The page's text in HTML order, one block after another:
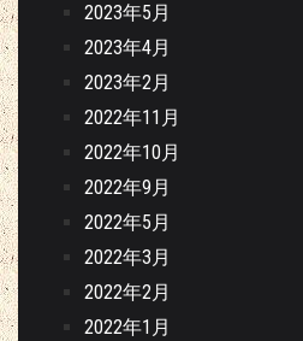
2023年5月
2023年4月
2023年2月
2022年11月
2022年10月
2022年9月
2022年5月
2022年3月
2022年2月
2022年1月